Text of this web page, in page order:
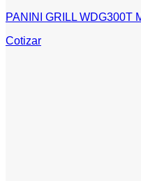
PANINI GRILL WDG300T
Cotizar